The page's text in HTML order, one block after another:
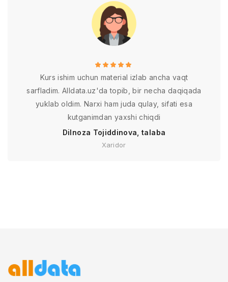
Kurs ishim uchun material izlab ancha vaqt
sarfladim. Alldata.uz'da topib, bir necha daqiqada
yuklab oldim. Narxi ham juda qulay, sifati esa
kutganimdan yaxshi chiqdi
Dilnoza Tojiddinova, talaba
Xaridor